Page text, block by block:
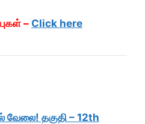
– Click here
வேலை! தகுதி – 12th